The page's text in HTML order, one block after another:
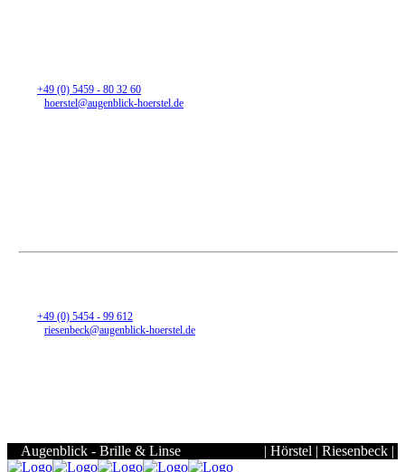
+49 (0) 5459 - 80 32 60
hoerstel@augenblick-hoerstel.de
+49 (0) 5454 - 99 612
riesenbeck@augenblick-hoerstel.de